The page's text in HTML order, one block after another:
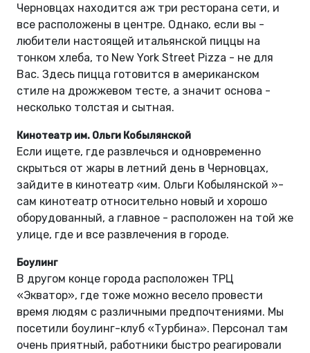
Черновцах находится аж три ресторана сети, и
все расположены в центре. Однако, если вы -
любители настоящей итальянской пиццы на
тонком хлеба, то New York Street Pizza - не для
Вас. Здесь пицца готовится в американском
стиле на дрожжевом тесте, а значит основа -
несколько толстая и сытная.
Кинотеатр им. Ольги Кобылянской
Если ищете, где развлечься и одновременно
скрыться от жары в летний день в Черновцах,
зайдите в кинотеатр «им. Ольги Кобылянской »-
сам кинотеатр относительно новый и хорошо
оборудованный, а главное - расположен на той же
улице, где и все развлечения в городе.
Боулинг
В другом конце города расположен ТРЦ
«Экватор», где тоже можно весело провести
время людям с различными предпочтениями. Мы
посетили боулинг-клуб «Турбина». Персонал там
очень приятный, работники быстро реагировали